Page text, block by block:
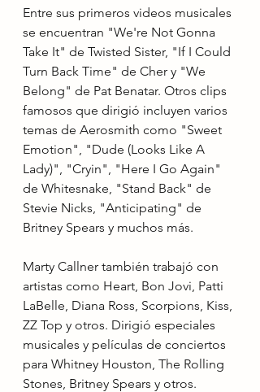
Entre sus primeros videos musicales
se encuentran "We're Not Gonna
Take It" de Twisted Sister, "If I Could
Turn Back Time" de Cher y "We
Belong" de Pat Benatar. Otros clips
famosos que dirigió incluyen varios
temas de Aerosmith como "Sweet
Emotion", "Dude (Looks Like A
Lady)", "Cryin", "Here I Go Again"
de Whitesnake, "Stand Back" de
Stevie Nicks, "Anticipating" de
Britney Spears y muchos más.
Marty Callner también trabajó con
artistas como Heart, Bon Jovi, Patti
LaBelle, Diana Ross, Scorpions, Kiss,
ZZ Top y otros. Dirigió especiales
musicales y películas de conciertos
para Whitney Houston, The Rolling
Stones, Britney Spears y otros.